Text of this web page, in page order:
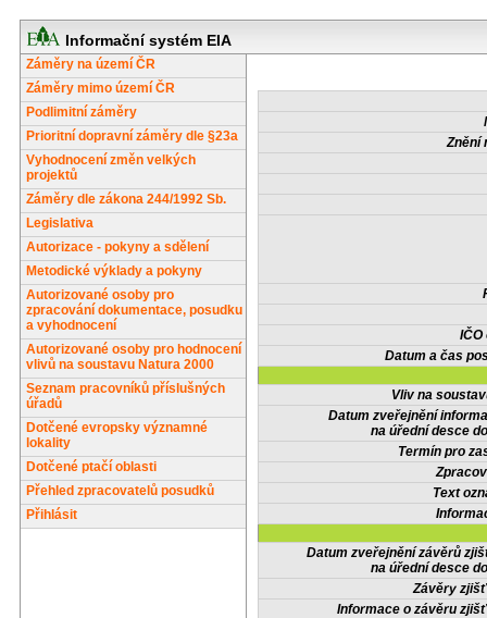
Informační systém EIA
Záměry na území ČR
Záměry mimo území ČR
Podlimitní záměry
Prioritní dopravní záměry dle §23a
Vyhodnocení změn velkých
projektů
Záměry dle zákona 244/1992 Sb.
Legislativa
Autorizace - pokyny a sdělení
Metodické výklady a pokyny
Autorizované osoby pro
zpracování dokumentace, posudku
a vyhodnocení
Autorizované osoby pro hodnocení
vlivů na soustavu Natura 2000
Seznam pracovníků příslušných
úřadů
Dotčené evropsky významné
lokality
Dotčené ptačí oblasti
Přehled zpracovatelů posudků
Přihlásit
Znění
IČO
Datum a čas
Vliv na
Datum zveřejnění
na úřední desce
Termín pro
Text
Datum zveřejnění závěrů
na úřední desce
Závěry
Informace o závěru